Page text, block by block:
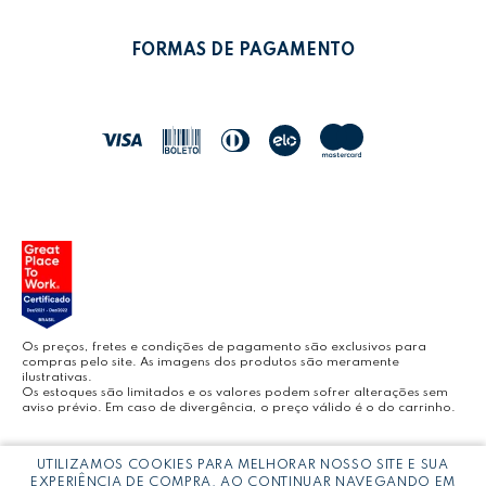
POLÍTICA DE TROCAS
BLOG LEONORA
FORMAS DE PAGAMENTO
Os preços, fretes e condições de pagamento são exclusivos para
compras pelo site. As imagens dos produtos são meramente
ilustrativas.
Os estoques são limitados e os valores podem sofrer alterações sem
aviso prévio. Em caso de divergência, o preço válido é o do carrinho.
Copyright © LEONORA COMERCIO INTERNACIONAL LTDA - CNPJ:
03.064.692/0005-53
UTILIZAMOS COOKIES PARA MELHORAR NOSSO SITE E SUA
EXPERIÊNCIA DE COMPRA. AO CONTINUAR NAVEGANDO EM